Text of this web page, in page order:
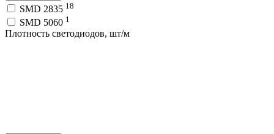
SMD 2835 18
SMD 5060 1
Плотность светодиодов, шт/м